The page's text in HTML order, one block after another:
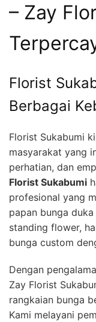
– Zay
Florist
Berbagai
Florist Sukabumi
masyarakat yang
perhatian, dan
Florist Sukabumi
profesional yang
papan bunga
standing flower,
bunga custom
Dengan
Zay Florist
rangkaian bunga
Kami melayani